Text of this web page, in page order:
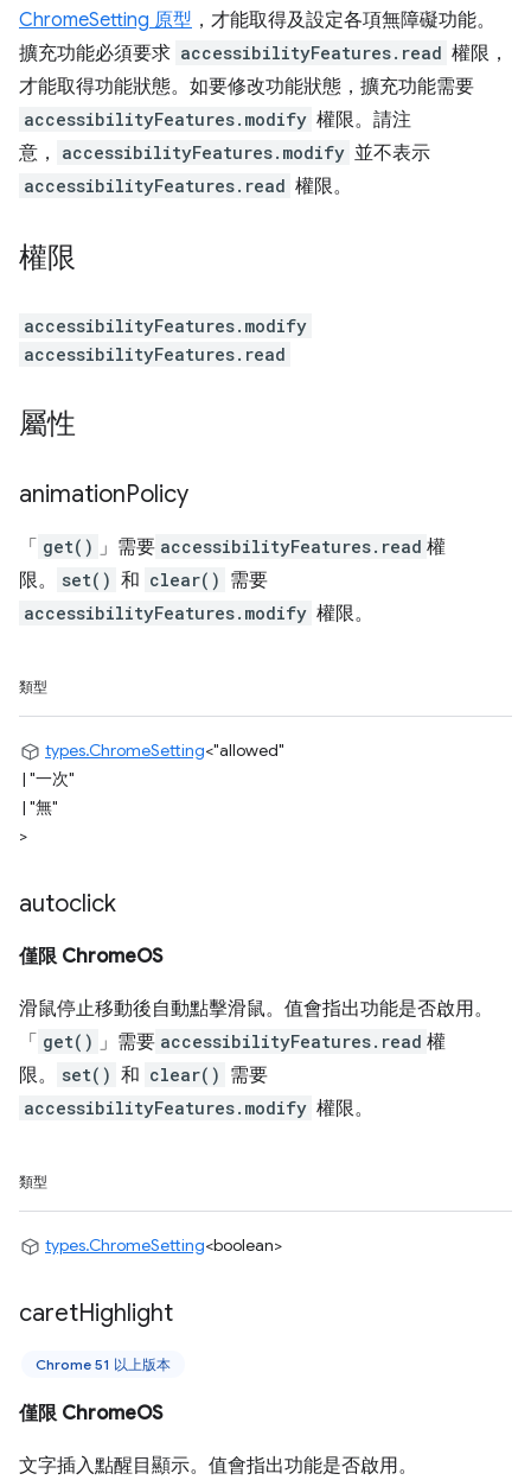
ChromeSetting 原型 ，才能取得及設定各項無障礙功能。
擴充功能必須要求 accessibilityFeatures.read 權限，
才能取得功能狀態。如要修改功能狀態，擴充功能需要
accessibilityFeatures.modify 權限。請注
意，
accessibilityFeatures.modify 並不表示
accessibilityFeatures.read 權限。
權限
accessibilityFeatures.modify
accessibilityFeatures.read
屬性
animationPolicy
「 get() 」需要 accessibilityFeatures.read 權
限。
set() 和 clear() 需要
accessibilityFeatures.modify 權限。
類型
types.ChromeSetting<"allowed"
| "一次"
| "無"
>
autoclick
僅限 ChromeOS
滑鼠停止移動後自動點擊滑鼠。值會指出功能是否啟用。
「 get() 」需要 accessibilityFeatures.read 權
限。
set() 和 clear() 需要
accessibilityFeatures.modify 權限。
類型
types.ChromeSetting<boolean>
caretHighlight
Chrome 51 以上版本
僅限 ChromeOS
文字插入點醒目顯示。值會指出功能是否啟用。